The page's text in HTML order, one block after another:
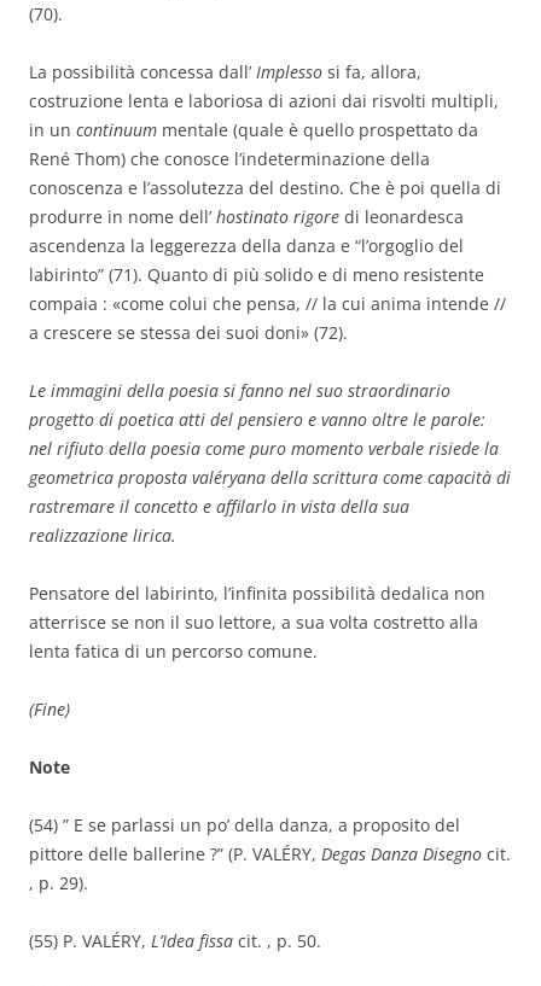
(70).
La possibilità concessa dall’ Implesso si fa, allora,
costruzione lenta e laboriosa di azioni dai risvolti multipli,
in un continuum mentale (quale è quello prospettato da
René Thom) che conosce l’indeterminazione della
conoscenza e l’assolutezza del destino. Che è poi quella di
produrre in nome dell’ hostinato rigore di leonardesca
ascendenza la leggerezza della danza e “l’orgoglio del
labirinto” (71). Quanto di più solido e di meno resistente
compaia : «come colui che pensa, // la cui anima intende //
a crescere se stessa dei suoi doni» (72).
Le immagini della poesia si fanno nel suo straordinario
progetto di poetica atti del pensiero e vanno oltre le parole:
nel rifiuto della poesia come puro momento verbale risiede la
geometrica proposta valéryana della scrittura come capacità di
rastremare il concetto e affilarlo in vista della sua
realizzazione lirica.
Pensatore del labirinto, l’infinita possibilità dedalica non
atterrisce se non il suo lettore, a sua volta costretto alla
lenta fatica di un percorso comune.
(Fine)
Note
(54) ” E se parlassi un po’ della danza, a proposito del
pittore delle ballerine ?” (P. VALÉRY, Degas Danza Disegno cit.
, p. 29).
(55) P. VALÉRY, L’Idea fissa cit. , p. 50.